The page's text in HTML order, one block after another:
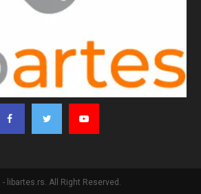
- libartes.rs. All Right Reserved.